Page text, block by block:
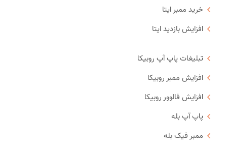
خرید ممبر ایتا
افزایش بازدید ایتا
تبلیغات پاپ آپ روبیکا
افزایش ممبر روبیکا
افزایش فالوور روبیکا
پاپ آپ بله
ممبر فیک بله